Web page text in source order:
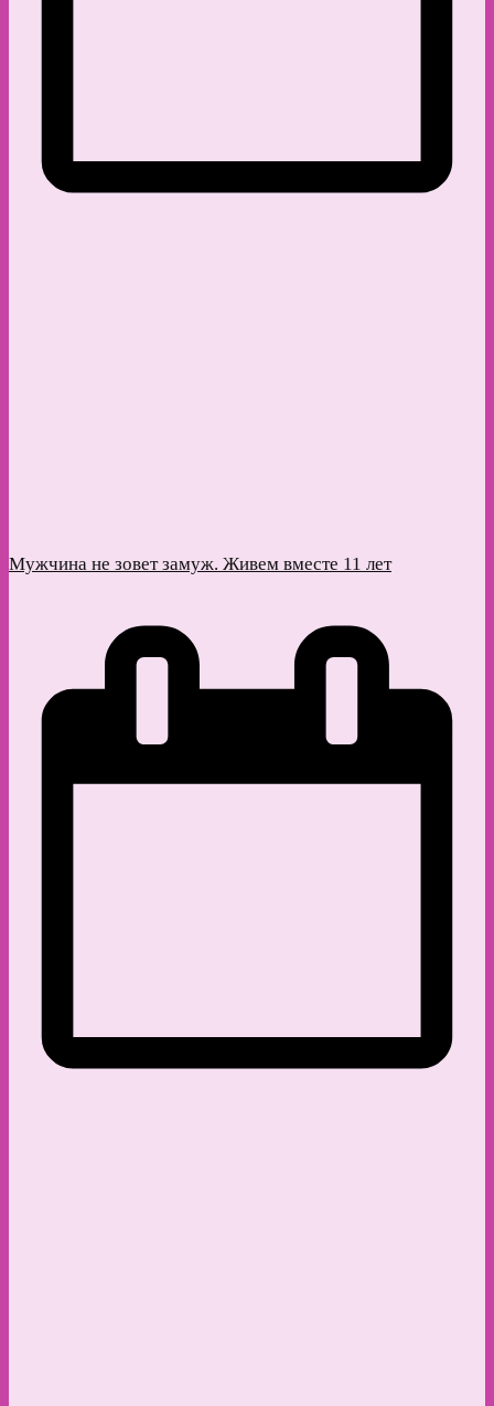
Мужчина не зовет замуж. Живем вместе 11 лет